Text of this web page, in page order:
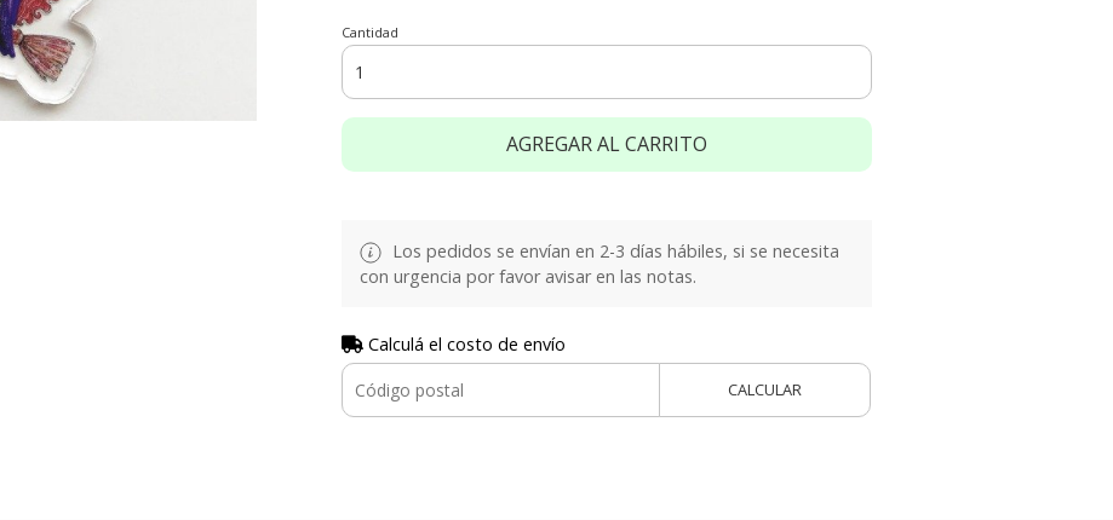
Cantidad
AGREGAR AL CARRITO
Los pedidos se envían en 2-3 días hábiles, si se necesita
con urgencia por favor avisar en las notas.
Calculá el costo de envío
CALCULAR